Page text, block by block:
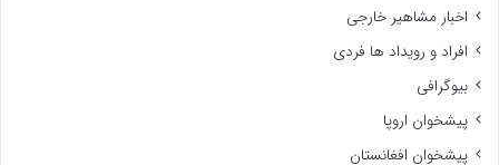
اخبار مشاهیر خارجی
افراد و رویداد ها فردی
بیوگرافی
پیشخوان اروپا
پیشخوان افغانستان